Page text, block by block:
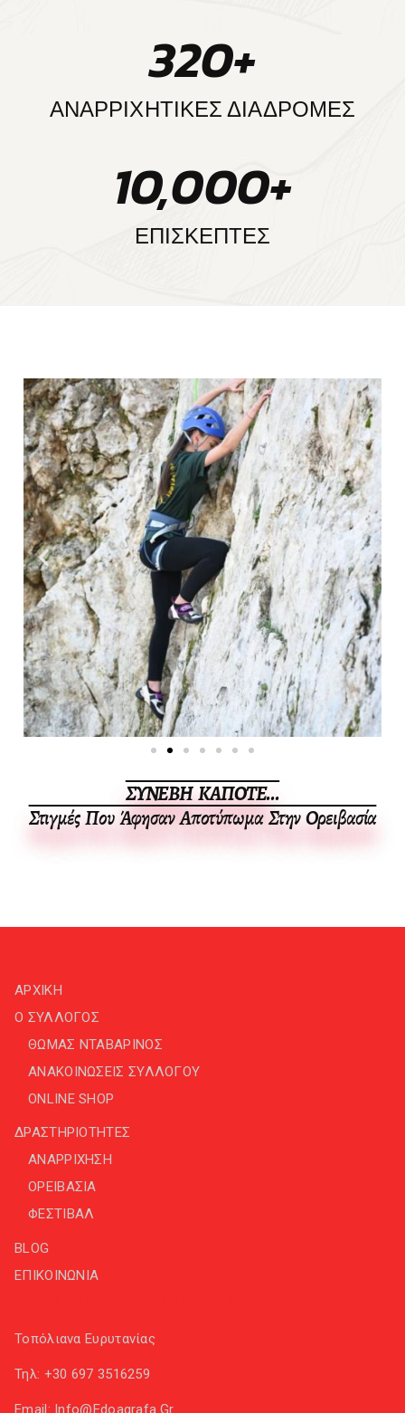
ΑΝΑΡΡΙΧΗΤΙΚΕΣ ΔΙΑΔΡΟΜΕΣ
320+
ΕΠΙΣΚΕΠΤΕΣ
10,000+
ΣΥΝΕΒΗ ΚΑΠΟΤΕ...
Στιγμές Που Άφησαν Αποτύπωμα Στην Ορειβασία
ΑΡΧΙΚΗ
Ο ΣΥΛΛΟΓΟΣ
ΘΩΜΑΣ ΝΤΑΒΑΡΙΝΟΣ
ΑΝΑΚΟΙΝΩΣΕΙΣ ΣΥΛΛΟΓΟΥ
ONLINE SHOP
ΔΡΑΣΤΗΡΙΟΤΗΤΕΣ
ΑΝΑΡΡΙΧΗΣΗ
ΟΡΕΙΒΑΣΙΑ
ΦΕΣΤΙΒΑΛ
BLOG
ΕΠΙΚΟΙΝΩΝΙΑ
Τοπόλιανα Ευρυτανίας
Τηλ: +30 697 3516259